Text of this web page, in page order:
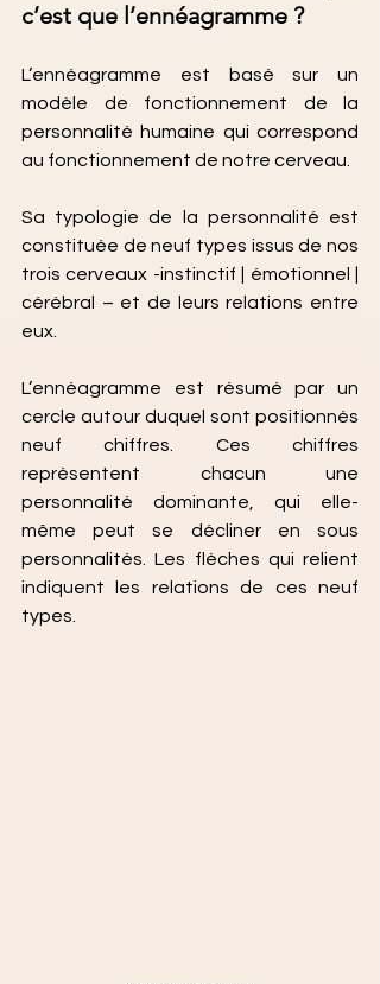
c’est que l’ennéagramme ?
L’ennéagramme est basé sur un
modèle de fonctionnement de la
personnalité humaine qui correspond
au fonctionnement de notre cerveau.
Sa typologie de la personnalité est
constituée de neuf types issus de nos
trois cerveaux -instinctif | émotionnel |
cérébral – et de leurs relations entre
eux.
L’ennéagramme est résumé par un
cercle autour duquel sont positionnés
neuf chiffres. Ces chiffres
représentent chacun une
personnalité dominante, qui elle-
même peut se décliner en sous
personnalités. Les flèches qui relient
indiquent les relations de ces neuf
types.